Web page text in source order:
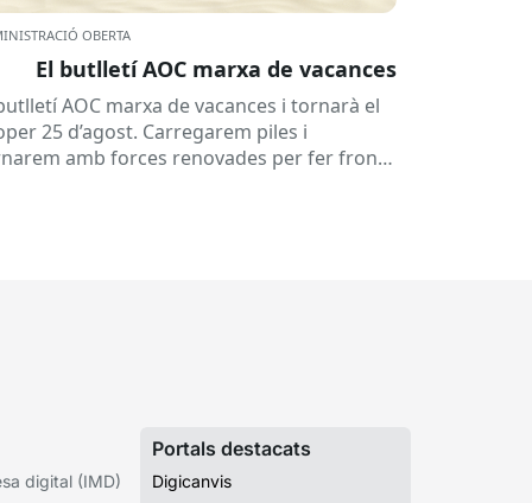
OBERTA
El butlletí AOC marxa de vacances
AOC marxa de vacances i tornarà el
25 d’agost. Carregarem piles i
amb forces renovades per fer front
digital (IMD)
Portals destacats
Digicanvis